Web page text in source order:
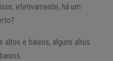
efetivamente, há um
altos e baixos, alguns altos